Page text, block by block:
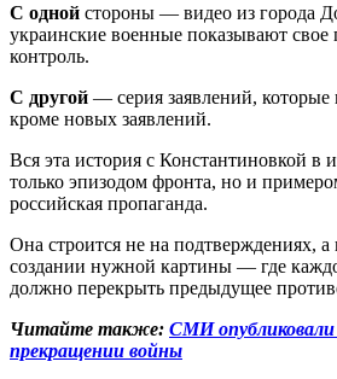
С одной стороны — видео из города
украинские военные показывают свое
контроль.
С другой — серия заявлений,
кроме новых заявлений.
Вся эта история с Константиновкой в
только эпизодом фронта, но и
российская пропаганда.
Она строится не на подтверждениях, а
создании нужной картины — где
должно перекрыть предыдущее
Читайте также: СМИ
прекращении войны